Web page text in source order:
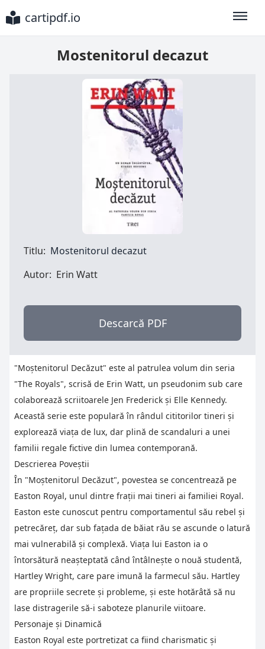
cartipdf.io
Mostenitorul decazut
Titlu: Mostenitorul decazut
Autor: Erin Watt
Descarcă PDF
"Moștenitorul Decăzut" este al patrulea volum din seria
"The Royals", scrisă de Erin Watt, un pseudonim sub care
colaborează scriitoarele Jen Frederick și Elle Kennedy.
Această serie este populară în rândul cititorilor tineri și
explorează viața de lux, dar plină de scandaluri a unei
familii regale fictive din lumea contemporană.
Descrierea Poveștii
În "Moștenitorul Decăzut", povestea se concentrează pe
Easton Royal, unul dintre frații mai tineri ai familiei Royal.
Easton este cunoscut pentru comportamentul său rebel și
petrecăreț, dar sub fațada de băiat rău se ascunde o latură
mai vulnerabilă și complexă. Viața lui Easton ia o
întorsătură neașteptată când întâlnește o nouă studentă,
Hartley Wright, care pare imună la farmecul său. Hartley
are propriile secrete și probleme, și este hotărâtă să nu
lase distragerile să-i saboteze planurile viitoare.
Personaje și Dinamică
Easton Royal este portretizat ca fiind charismatic și